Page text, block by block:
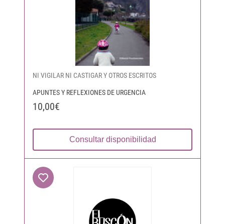
NI VIGILAR NI CASTIGAR Y OTROS ESCRITOS
APUNTES Y REFLEXIONES DE URGENCIA
10,00€
Consultar disponibilidad